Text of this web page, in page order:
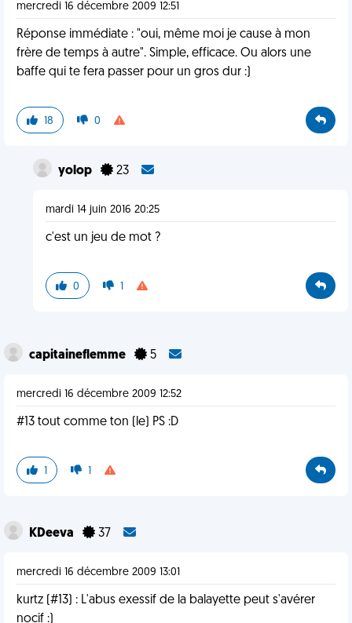
mercredi 16 décembre 2009 12:51
Réponse immédiate : "oui, même moi je cause à mon
frère de temps à autre". Simple, efficace. Ou alors une
baffe qui te fera passer pour un gros dur :)
18 0
yolop 23
mardi 14 juin 2016 20:25
c'est un jeu de mot ?
0 1
capitaineflemme 5
mercredi 16 décembre 2009 12:52
#13 tout comme ton (le) PS :D
1 1
KDeeva 37
mercredi 16 décembre 2009 13:01
kurtz (#13) : L'abus exessif de la balayette peut s'avérer
nocif :)